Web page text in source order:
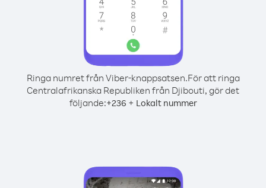
Ringa numret från Viber-knappsatsen.För att ringa
Centralafrikanska Republiken från Djibouti, gör det
följande:+236 + Lokalt nummer